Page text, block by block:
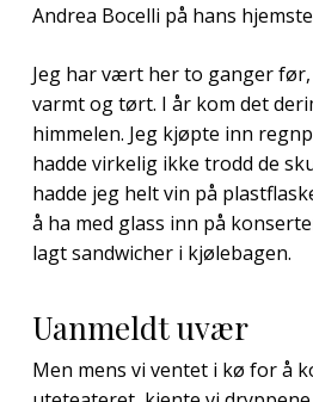
Andrea Bocelli på hans
Jeg har vært her to ganger
varmt og tørt. I år kom det
himmelen. Jeg kjøpte inn
hadde virkelig ikke trodd de
hadde jeg helt vin på
å ha med glass inn på
lagt sandwicher i kjølebagen.
Uanmeldt uvær
Men mens vi ventet i kø for å